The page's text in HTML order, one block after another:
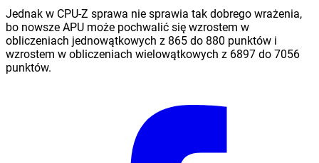
Jednak w CPU-Z sprawa nie sprawia tak dobrego wrażenia,
bo nowsze APU może pochwalić się wzrostem w
obliczeniach jednowątkowych z 865 do 880 punktów i
wzrostem w obliczeniach wielowątkowych z 6897 do 7056
punktów.